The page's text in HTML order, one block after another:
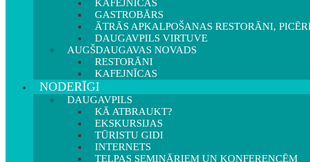
KAFEJNĪCAS
GASTROBĀRS
ĀTRĀS APKALPOŠANAS RESTORĀNI,
DAUGAVPILS VIRTUVE
AUGŠDAUGAVAS NOVADS
RESTORĀNI
KAFEJNĪCAS
NODERĪGI
DAUGAVPILS
KĀ ATBRAUKT?
EKSKURSIJAS
TŪRISTU GIDI
INTERNETS
TELPAS SEMINĀRIEM UN KONFERENCĒM